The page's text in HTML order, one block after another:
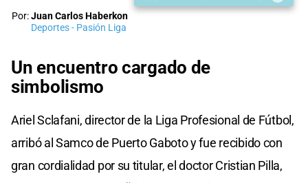
Por:Juan Carlos Haberkon
Deportes - Pasión Liga
Un encuentro cargado de
simbolismo
Ariel Sclafani, director de la Liga Profesional de Fútbol,
arribó al Samco de Puerto Gaboto y fue recibido con
gran cordialidad por su titular, el doctor Cristian Pilla,